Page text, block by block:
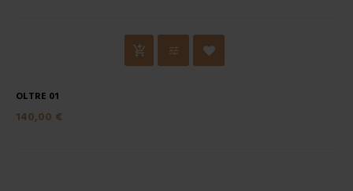
OLTRE 01
140,00 €